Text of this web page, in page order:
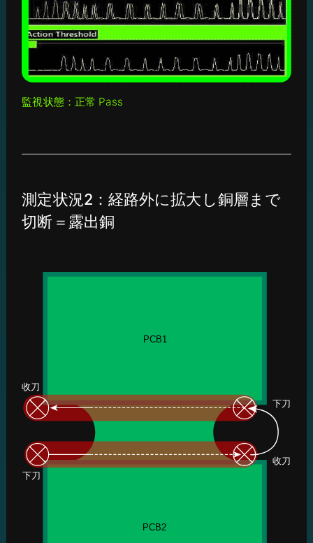
監視状態：正常 Pass
測定状況2：経路外に拡大し銅層まで
切断＝露出銅